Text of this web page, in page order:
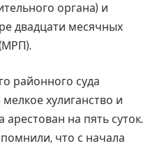
органа) и
двадцати месячных
районного суда
хулиганство и
на пять суток.
что с начала